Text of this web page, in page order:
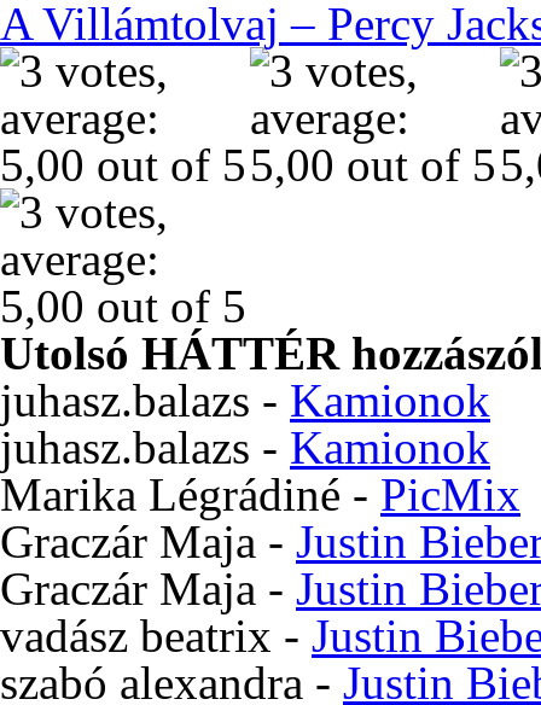
A Villámtolvaj – Percy
Utolsó HÁTTÉR
juhasz.balazs - Kamionok
juhasz.balazs - Kamionok
Marika Légrádiné - PicMix
Graczár Maja - Justin
Graczár Maja - Justin
vadász beatrix - Justin
szabó alexandra - Justin